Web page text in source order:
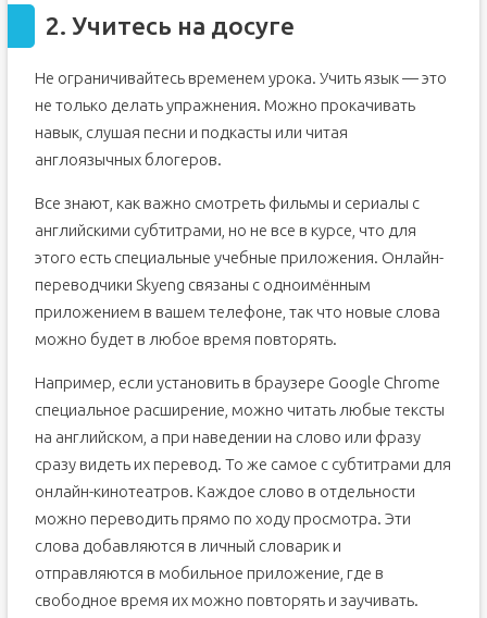
2. Учитесь на досуге
Не ограничивайтесь временем урока. Учить язык — это
не только делать упражнения. Можно прокачивать
навык, слушая песни и подкасты или читая
англоязычных блогеров.
Все знают, как важно смотреть фильмы и сериалы с
английскими субтитрами, но не все в курсе, что для
этого есть специальные учебные приложения. Онлайн-
переводчики Skyeng связаны с одноимённым
приложением в вашем телефоне, так что новые слова
можно будет в любое время повторять.
Например, если установить в браузере Google Chrome
специальное расширение, можно читать любые тексты
на английском, а при наведении на слово или фразу
сразу видеть их перевод. То же самое с субтитрами для
онлайн-кинотеатров. Каждое слово в отдельности
можно переводить прямо по ходу просмотра. Эти
слова добавляются в личный словарик и
отправляются в мобильное приложение, где в
свободное время их можно повторять и заучивать.